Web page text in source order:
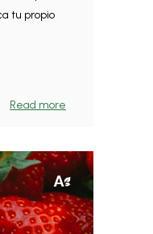
tu propio
Read more